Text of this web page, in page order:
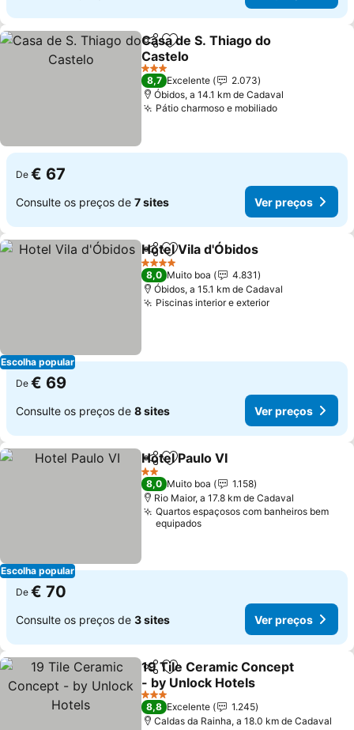
PartilharAdicionar aos favoritos
Casa de S. Thiago do
Castelo
3 Estrelas
8,7 Excelente
2.073
Óbidos, a 14.1 km de Cadaval
Pátio charmoso e mobiliado
De € 67
Consulte os preços de 7 sites Ver preços
Escolha popular
PartilharAdicionar aos favoritos
Hotel Vila d'Óbidos
4 Estrelas
8,0 Muito boa
4.831
Óbidos, a 15.1 km de Cadaval
Piscinas interior e exterior
De € 69
Consulte os preços de 8 sites Ver preços
Escolha popular
PartilharAdicionar aos favoritos
Hotel Paulo VI
2 Estrelas
8,0 Muito boa
1.158
Rio Maior, a 17.8 km de Cadaval
Quartos espaçosos com banheiros bem
equipados
De € 70
Consulte os preços de 3 sites Ver preços
PartilharAdicionar aos favoritos
19 Tile Ceramic Concept
- by Unlock Hotels
3 Estrelas
8,8 Excelente
1.245
Caldas da Rainha, a 18.0 km de Cadaval